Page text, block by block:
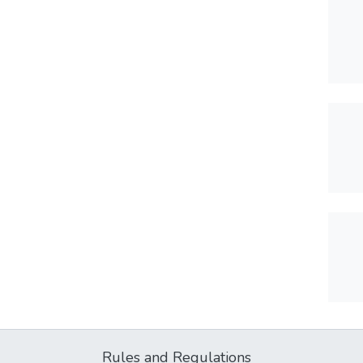
Rules and Regulations